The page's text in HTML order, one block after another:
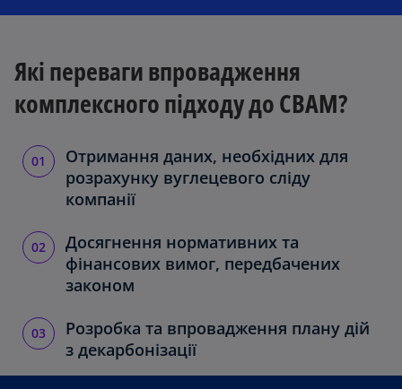
Які переваги впровадження
комплексного підходу до CBAM?
Отримання даних, необхідних для
розрахунку вуглецевого сліду
компанії
Досягнення нормативних та
фінансових вимог, передбачених
законом
Розробка та впровадження плану дій
з декарбонізації